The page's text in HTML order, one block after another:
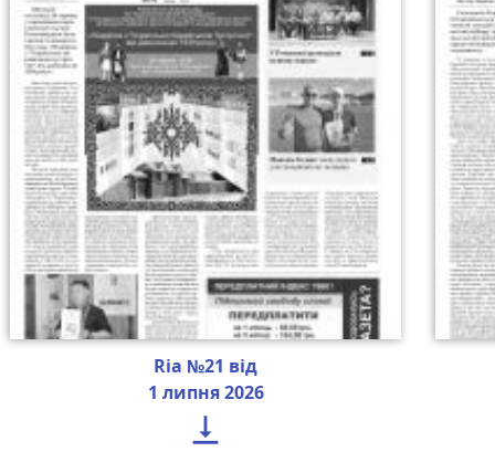
Ria №21 від
1 липня 2026
